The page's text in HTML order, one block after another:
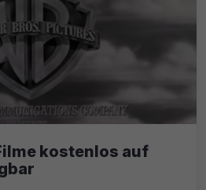
kostenlos auf